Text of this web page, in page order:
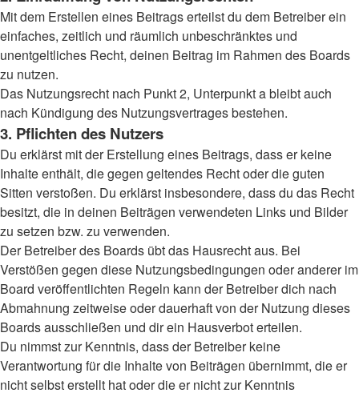
Mit dem Erstellen eines Beitrags erteilst du dem Betreiber ein
einfaches, zeitlich und räumlich unbeschränktes und
unentgeltliches Recht, deinen Beitrag im Rahmen des Boards
zu nutzen.
Das Nutzungsrecht nach Punkt 2, Unterpunkt a bleibt auch
nach Kündigung des Nutzungsvertrages bestehen.
3. Pflichten des Nutzers
Du erklärst mit der Erstellung eines Beitrags, dass er keine
Inhalte enthält, die gegen geltendes Recht oder die guten
Sitten verstoßen. Du erklärst insbesondere, dass du das Recht
besitzt, die in deinen Beiträgen verwendeten Links und Bilder
zu setzen bzw. zu verwenden.
Der Betreiber des Boards übt das Hausrecht aus. Bei
Verstößen gegen diese Nutzungsbedingungen oder anderer im
Board veröffentlichten Regeln kann der Betreiber dich nach
Abmahnung zeitweise oder dauerhaft von der Nutzung dieses
Boards ausschließen und dir ein Hausverbot erteilen.
Du nimmst zur Kenntnis, dass der Betreiber keine
Verantwortung für die Inhalte von Beiträgen übernimmt, die er
nicht selbst erstellt hat oder die er nicht zur Kenntnis